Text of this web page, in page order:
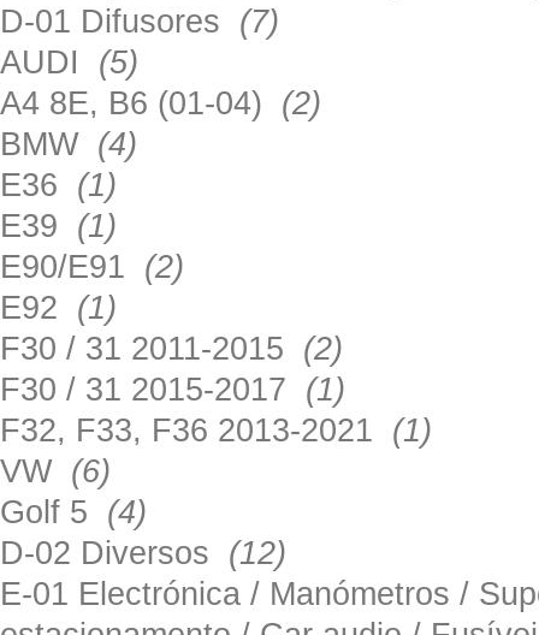
D-01 Difusores (7)
AUDI (5)
A4 8E, B6 (01-04) (2)
BMW (4)
E36 (1)
E39 (1)
E90/E91 (2)
E92 (1)
F30 / 31 2011-2015 (2)
F30 / 31 2015-2017 (1)
F32, F33, F36 2013-2021 (1)
VW (6)
Golf 5 (4)
D-02 Diversos (12)
E-01 Electrónica / Manómetros /